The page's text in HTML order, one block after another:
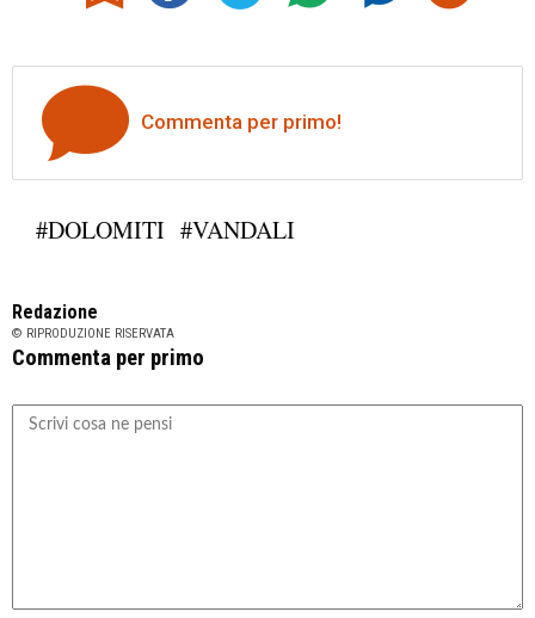
Commenta per primo!
#DOLOMITI #VANDALI
Redazione
© RIPRODUZIONE RISERVATA
Commenta per primo